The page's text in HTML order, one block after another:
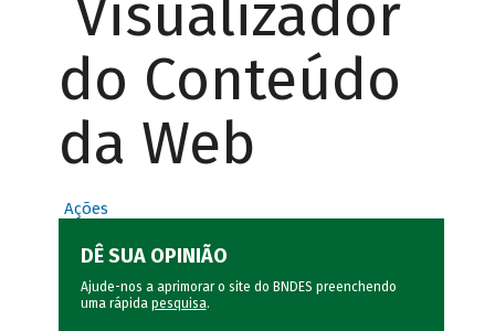
Visualizador
do Conteúdo
da Web
Ações
DÊ SUA OPINIÃO
Ajude-nos a aprimorar o site do BNDES preenchendo
uma rápida pesquisa.